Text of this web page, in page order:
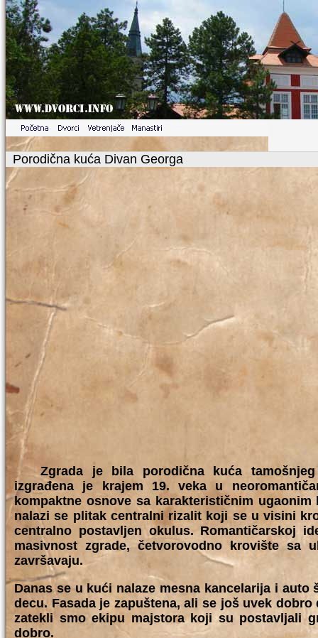
Porodična kuća Divan Georga
Zgrada je bila porodična kuća tamošnjeg
izgrađena je krajem 19. veka u
kompaktne osnove sa karakterističnim
nalazi se plitak centralni rizalit koji se u visini
centralno postavljen okulus. Romantičarskoj
masivnost zgrade, četvorovodno krovište sa
završavaju.
Danas se u kući nalaze mesna kancelarija i
decu. Fasada je zapuštena, ali se još uvek
zatekli smo ekipu majstora koji su postavljali
dobro.